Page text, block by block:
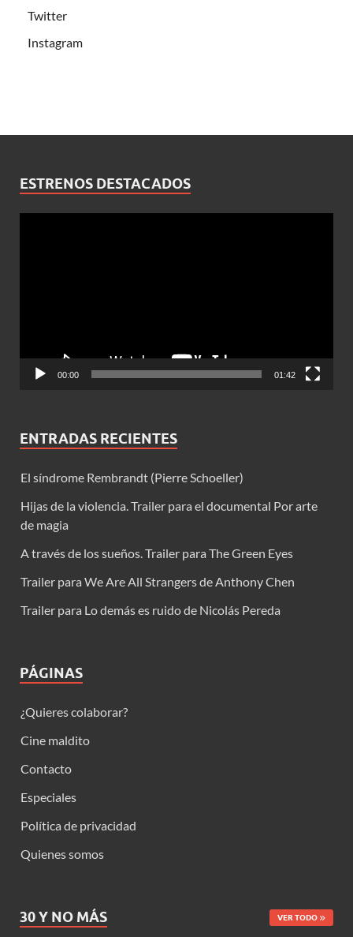
Twitter
Instagram
ESTRENOS DESTACADOS
00:00 01:42
ENTRADAS RECIENTES
El síndrome Rembrandt (Pierre Schoeller)
Hijas de la violencia. Trailer para el documental Por arte
de magia
A través de los sueños. Trailer para The Green Eyes
Trailer para We Are All Strangers de Anthony Chen
Trailer para Lo demás es ruido de Nicolás Pereda
PÁGINAS
¿Quieres colaborar?
Cine maldito
Contacto
Especiales
Política de privacidad
Quienes somos
30 Y NO MÁS VER TODO